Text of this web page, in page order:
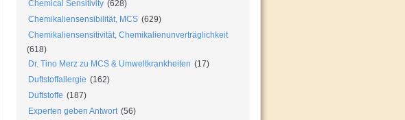
Chemical Sensitivity (628)
Chemikaliensensibilität, MCS (629)
Chemikaliensensitivität, Chemikalienunverträglichkeit
(618)
Dr. Tino Merz zu MCS & Umweltkrankheiten (17)
Duftstoffallergie (162)
Duftstoffe (187)
Experten geben Antwort (56)